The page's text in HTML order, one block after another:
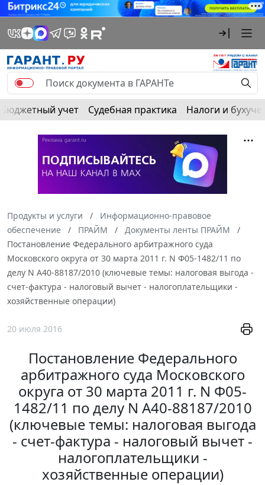
Бюджетный учет Судебная практика Налоги и
Продукты и услуги
Информационно-правовое
обеспечение
ПРАЙМ
Документы ленты ПРАЙМ
Постановление Федерального арбитражного суда
Московского округа от 30 марта 2011 г. N Ф05-1482/11 по
делу N А40-88187/2010 (ключевые темы: налоговая выгода -
счет-фактура - налоговый вычет - налогоплательщики -
хозяйственные операции)
20 июля 2016
Постановление Федерального
арбитражного суда Московского
округа от 30 марта 2011 г. N Ф05-
1482/11 по делу N А40-88187/2010
(ключевые темы: налоговая выгода
- счет-фактура - налоговый вычет -
налогоплательщики -
хозяйственные операции)